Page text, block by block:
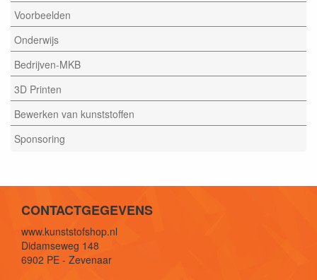
Voorbeelden
Onderwijs
Bedrijven-MKB
3D Printen
Bewerken van kunststoffen
Sponsoring
CONTACTGEGEVENS
www.kunststofshop.nl
Didamseweg 148
6902 PE - Zevenaar